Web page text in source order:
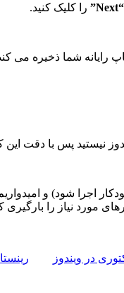
“Next” را کلیک کنید.
شما ذخیره می
اجرا شود) و
مورد نیاز را بارگیری
در ویندوز